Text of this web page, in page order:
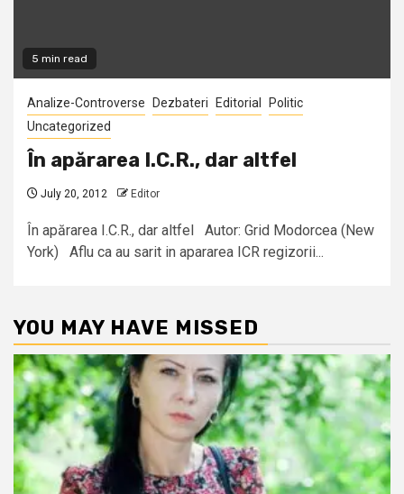
5 min read
Analize-Controverse Dezbateri Editorial
Politic
Uncategorized
În apărarea I.C.R., dar altfel
July 20, 2012 Editor
În apărarea I.C.R., dar altfel Autor: Grid Modorcea (New
York) Aflu ca au sarit in apararea ICR regizorii...
YOU MAY HAVE MISSED